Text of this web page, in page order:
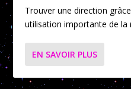
Trouver une direction
utilisation importante de la
EN SAVOIR PLUS